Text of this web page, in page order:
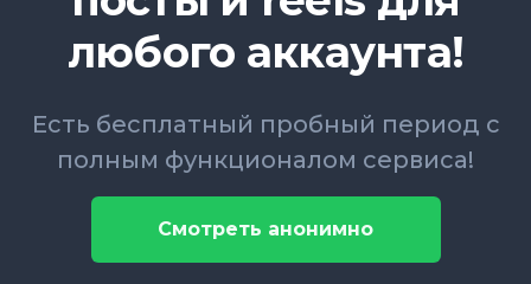
любого аккаунта!
Есть бесплатный пробный период с
полным функционалом сервиса!
Смотреть анонимно